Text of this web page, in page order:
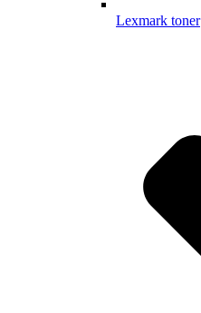
Lexmark toner